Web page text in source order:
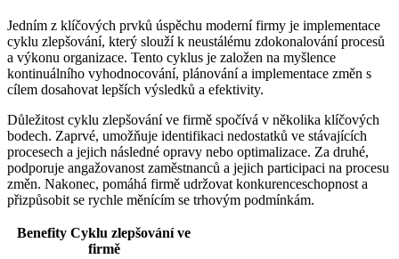
Jedním z klíčových prvků úspěchu moderní firmy je implementace
cyklu zlepšování, který slouží k neustálému zdokonalování procesů
a výkonu organizace. Tento cyklus je založen na myšlence
kontinuálního vyhodnocování, plánování a implementace změn s
cílem dosahovat lepších výsledků a efektivity.
Důležitost cyklu zlepšování ve firmě spočívá v několika klíčových
bodech. Zaprvé, umožňuje identifikaci nedostatků ve stávajících
procesech a jejich následné opravy nebo optimalizace. Za druhé,
podporuje angažovanost zaměstnanců a jejich participaci na procesu
změn. Nakonec, pomáhá firmě udržovat konkurenceschopnost a
přizpůsobit se rychle měnícím se trhovým podmínkám.
Benefity Cyklu zlepšování ve
firmě